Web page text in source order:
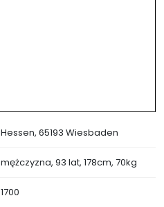
Hessen, 65193 Wiesbaden
mężczyzna, 93 lat, 178cm, 70kg
1700